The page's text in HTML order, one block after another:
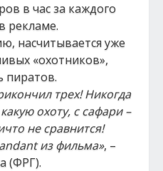
в час за каждого
рекламе.
насчитывается уже
«охотников»,
пиратов.
трех! Никогда
охоту, с сафари –
не сравнится!
из фильма», –
(ФРГ).